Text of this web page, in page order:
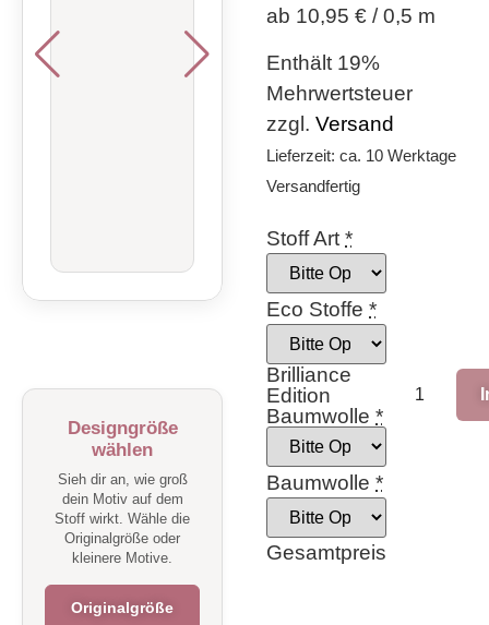
Designgröße
wählen
Sieh dir an, wie groß
dein Motiv auf dem
Stoff wirkt. Wähle die
Originalgröße oder
kleinere Motive.
Originalgröße
ab 10,95 € / 0,5 m
Enthält 19%
Mehrwertsteuer
zzgl. Versand
Lieferzeit: ca. 10 Werktage
Versandfertig
Stoff Art *
Eco Stoffe *
Brilliance
Edition
Baumwolle *
Baumwolle *
Gesamtpreis